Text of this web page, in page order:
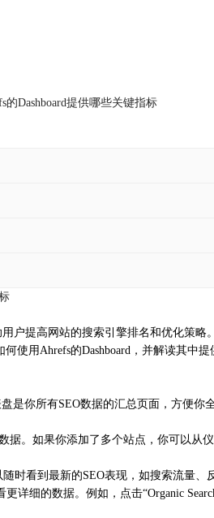
的Dashboard提供哪些关键指标
户提高网站的搜索引擎排名和优化策
使用Ahrefs的Dashboard，并解读其中提
是你所有SEO数据的汇总页面，方便
据。如果你添加了多个站点，你可以
时看到最新的SEO表现，如搜索流量
详细的数据。例如，点击“Organic